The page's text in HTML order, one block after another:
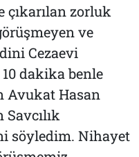
çıkarılan zorluk
ve
Cezaevi
10 dakika benle
Avukat Hasan
Savcılık
söyledim. Nihayet